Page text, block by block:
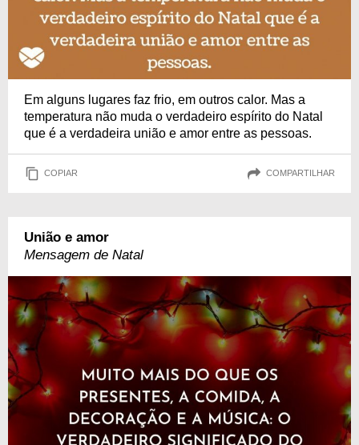
Em alguns lugares faz frio, em outros calor. Mas a
temperatura não muda o verdadeiro espírito do Natal
que é a verdadeira união e amor entre as pessoas.
COPIAR COMPARTILHAR
União e amor
Mensagem de Natal